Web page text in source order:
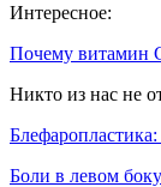
Интересное:
Почему витамин
Никто из нас не
Боли в левом